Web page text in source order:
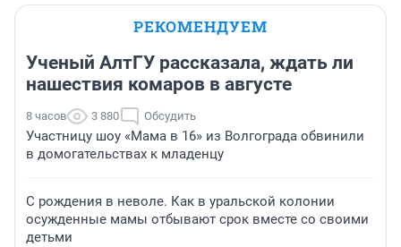
РЕКОМЕНДУЕМ
Ученый АлтГУ рассказала, ждать ли
нашествия комаров в августе
8 часов 3 880 Обсудить
Участницу шоу «Мама в 16» из Волгограда обвинили
в домогательствах к младенцу
С рождения в неволе. Как в уральской колонии
осужденные мамы отбывают срок вместе со своими
детьми